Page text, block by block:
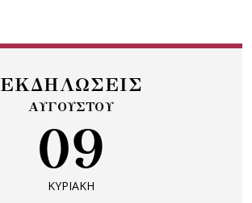
ΕΚΔΗΛΩΣΕΙΣ
ΑΥΓΟΥΣΤΟΥ
09
ΚΥΡΙΑΚΗ